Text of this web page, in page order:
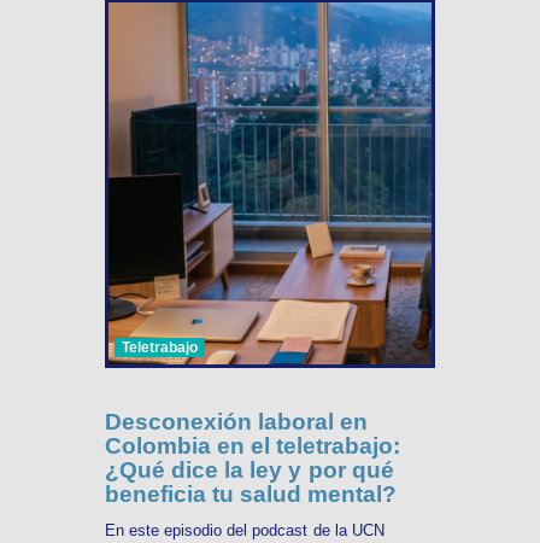
Teletrabajo
Desconexión laboral en
Colombia en el teletrabajo:
¿Qué dice la ley y por qué
beneficia tu salud mental?
En este episodio del podcast de la UCN